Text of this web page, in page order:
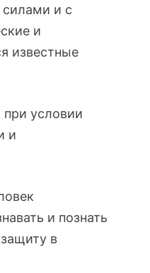
и с
и
известные
условии
и
и познать
в